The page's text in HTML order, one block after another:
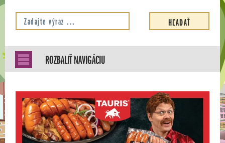
ROZBALIŤ NAVIGÁCIU